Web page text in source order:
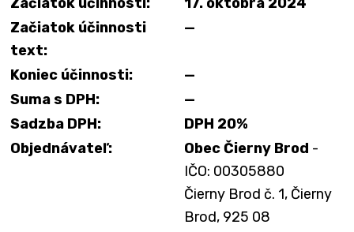
Začiatok účinnosti
text:
—
Koniec účinnosti:
—
Suma s DPH:
—
Sadzba DPH:
DPH 20%
Objednávateľ:
Obec Čierny Brod -
IČO: 00305880
Čierny Brod č. 1, Čierny
Brod, 925 08